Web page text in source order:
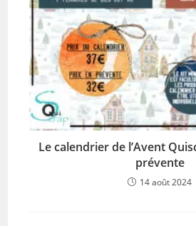
Le calendrier de l’Avent
prévente
14 août 2024